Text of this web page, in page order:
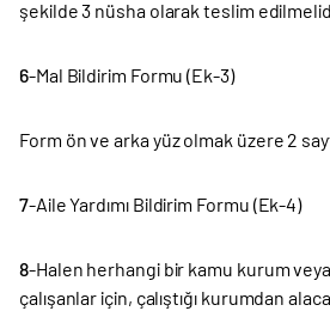
şekilde 3 nüsha olarak teslim
6-Mal Bildirim Formu (Ek-3)
Form ön ve arka yüz olmak üzere 2
7-Aile Yardımı Bildirim Formu (Ek-4)
8-Halen herhangi bir kamu kurum
çalışanlar için, çalıştığı kurumdan